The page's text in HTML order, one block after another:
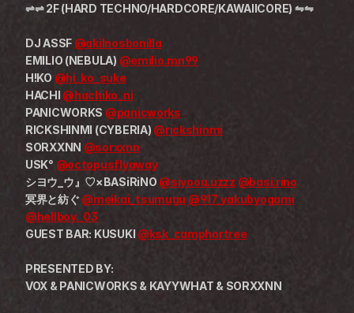
⇌⇌ 2F (HARD TECHNO/HARDCORE/KAWAIICORE) ⇋⇋
DJ ASSF @akilnosbonilla
EMILIO (NEBULA) @emilio.mn99
H!KO @hi_ko_suke
HACHI @hachiko_ni
PANICWORKS @panicworks
RICKSHINMI (CYBERIA) @rickshinmi
SORXXNN @sorxxnn
USK° @octopusflyaway
シヨウ_ウ』♡×BASiRiNO @siyoou.uzzz @basi.rino
冥界と紡ぐ @meikai_tsumugu @917_yakubyogami
@hellboy._03
GUEST BAR: KUSUKI @ksk_camphortree
PRESENTED BY:
VOX & PANICWORKS & KAYYWHAT & SORXXNN